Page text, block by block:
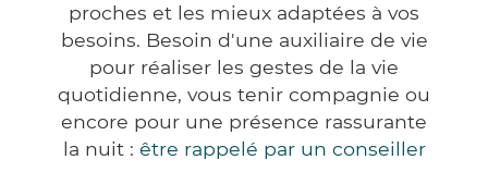
proches et les mieux adaptées à vos
besoins. Besoin d'une auxiliaire de vie
pour réaliser les gestes de la vie
quotidienne, vous tenir compagnie ou
encore pour une présence rassurante
la nuit : être rappelé par un conseiller